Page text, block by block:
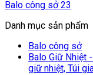
Balo công sở 23
Danh mục sản phẩm
Balo công sở
Balo Giữ Nhiệt
giữ nhiệt, Túi